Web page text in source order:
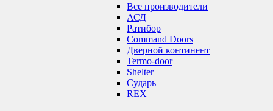
Все производители
АСД
Ратибор
Command Doors
Дверной континент
Termo-door
Shelter
Сударь
REX